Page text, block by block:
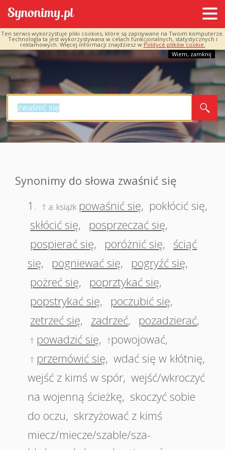
Ten serwis wykorzystuje pliki cookies, które są zapisywane na Twoim komputerze.
Technologia ta jest wykorzystywana w celach funkcjonalnych, statystycznych i
reklamowych. Więcej informacji znajdziesz w Polityce plików cookie.
Wiem, zamknij
Synonimy do słowa zwaśnić się
1.
† a. książk powaśnić się, pokłócić się,
skłócić się, posprzeczać się,
pospierać się, poróżnić się,
ściąć
się, pogniewać się, pogryźć się,
pożreć się, poprztykać się,
popstrykać się, poczubić się,
zetrzeć się, zadrzeć, pozadzierać,
† powadzić się, †powojować,
† przemówić się, wdać się w kłótnię,
wejść z kimś w spór, wejść/wkroczyć
na wojenną ścieżkę, skoczyć sobie
do oczu, skrzyżować z kimś
miecz/miecze/szable/sza-